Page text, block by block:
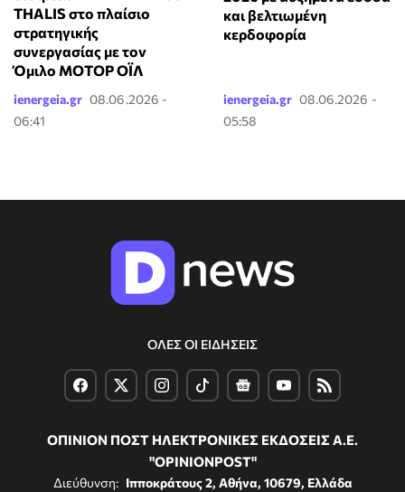
THALIS στο πλαίσιο
στρατηγικής
συνεργασίας με τον
Όμιλο ΜΟΤΟΡ ΟΪΛ
ienergeia.gr 08.06.2026 -
06:41
και βελτιωμένη
κερδοφορία
ienergeia.gr 08.06.2026 -
05:58
ΟΛΕΣ ΟΙ ΕΙΔΗΣΕΙΣ
ΟΠΙΝΙΟΝ ΠΟΣΤ ΗΛΕΚΤΡΟΝΙΚΕΣ ΕΚΔΟΣΕΙΣ Α.Ε.
"OPINIONPOST"
Διεύθυνση: Ιπποκράτους 2, Αθήνα, 10679, Ελλάδα